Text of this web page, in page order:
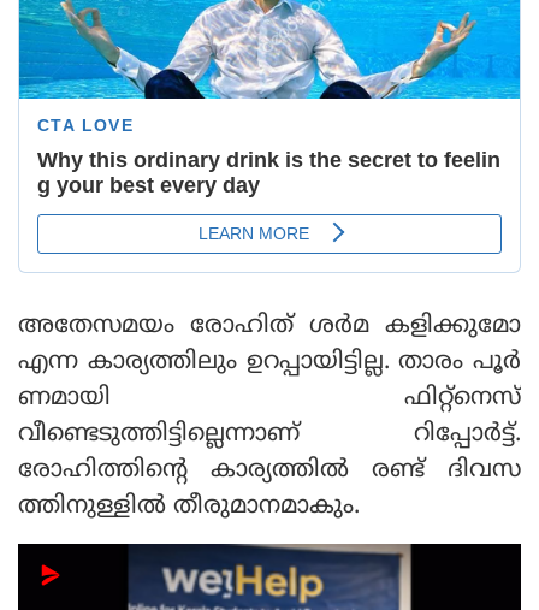
അതേസമയം രോഹിത് ശർമ കളിക്കുമോ
എന്ന കാര്യത്തിലും ഉറപ്പായിട്ടില്ല. താരം പൂർ
ണമായി ഫിറ്റ്‌നെസ്
വീണ്ടെടുത്തിട്ടില്ലെന്നാണ് റിപ്പോർട്ട്.
രോഹിത്തിന്റെ കാര്യത്തിൽ രണ്ട് ദിവസ
ത്തിനുള്ളിൽ തീരുമാനമാകും.